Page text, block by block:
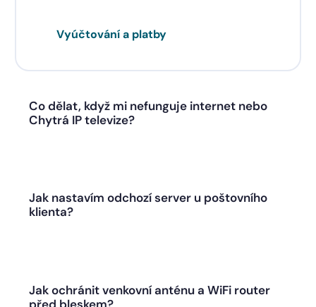
Vyúčtování a platby
Co dělat, když mi nefunguje internet nebo
Chytrá IP televize?
Jak nastavím odchozí server u poštovního
klienta?
Jak ochránit venkovní anténu a WiFi router